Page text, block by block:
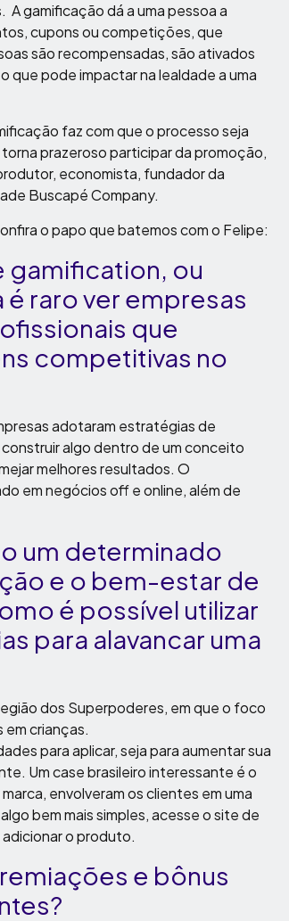
gamificação dá a uma pessoa a
cupons ou competições, que
são recompensadas, são ativados
que pode impactar na lealdade a uma
faz com que o processo seja
prazeroso participar da promoção,
economista, fundador da
Buscapé Company.
o papo que batemos com o Felipe:
gamification, ou
raro ver empresas
que
competitivas no
adotaram estratégias de
algo dentro de um conceito
melhores resultados. O
em negócios off e online, além de
um determinado
e o bem-estar de
é possível utilizar
para alavancar uma
dos Superpoderes, em que o foco
em crianças.
para aplicar, seja para aumentar sua
Um case brasileiro interessante é o
envolveram os clientes em uma
bem mais simples, acesse o site de
adicionar o produto.
e bônus